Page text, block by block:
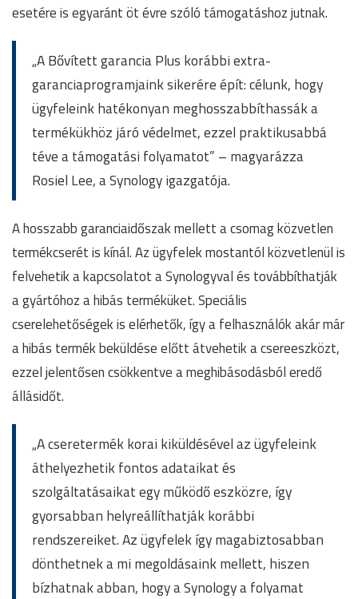
esetére is egyaránt öt évre szóló támogatáshoz jutnak.
„A Bővített garancia Plus korábbi extra-
garanciaprogramjaink sikerére épít: célunk, hogy
ügyfeleink hatékonyan meghosszabbíthassák a
termékükhöz járó védelmet, ezzel praktikusabbá
téve a támogatási folyamatot” – magyarázza
Rosiel Lee, a Synology igazgatója.
A hosszabb garanciaidőszak mellett a csomag közvetlen
termékcserét is kínál. Az ügyfelek mostantól közvetlenül is
felvehetik a kapcsolatot a Synologyval és továbbíthatják
a gyártóhoz a hibás terméküket. Speciális
cserelehetőségek is elérhetők, így a felhasználók akár már
a hibás termék beküldése előtt átvehetik a csereeszközt,
ezzel jelentősen csökkentve a meghibásodásból eredő
állásidőt.
„A cseretermék korai kiküldésével az ügyfeleink
áthelyezhetik fontos adataikat és
szolgáltatásaikat egy működő eszközre, így
gyorsabban helyreállíthatják korábbi
rendszereiket. Az ügyfelek így magabiztosabban
dönthetnek a mi megoldásaink mellett, hiszen
bízhatnak abban, hogy a Synology a folyamat